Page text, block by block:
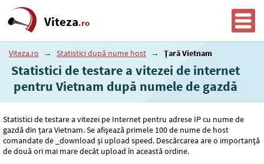
Viteza.ro
Viteza.ro → Statistici după nume host → Țară Vietnam
Statistici de testare a vitezei de internet
pentru Vietnam după numele de gazdă
Statistici de testare a vitezei pe Internet pentru adrese IP cu nume de
gazdă din țara Vietnam. Se afișează primele 100 de nume de host
comandate de _download și upload speed. Descărcarea are o importanță
de două ori mai mare decât upload în această ordine.